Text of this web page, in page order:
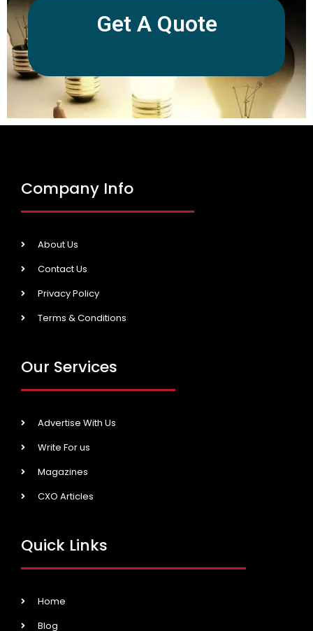
Get A Quote
Company Info
About Us
Contact Us
Privacy Policy
Terms & Conditions
Our Services
Advertise With Us
Write For us
Magazines
CXO Articles
Quick Links
Home
Blog